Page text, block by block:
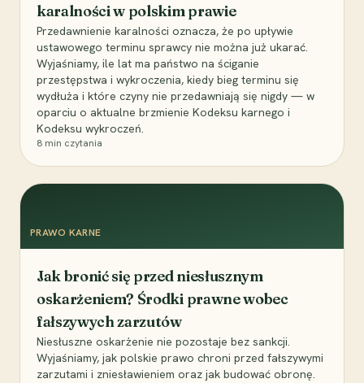
karalności w polskim prawie
Przedawnienie karalności oznacza, że po upływie
ustawowego terminu sprawcy nie można już ukarać.
Wyjaśniamy, ile lat ma państwo na ściganie
przestępstwa i wykroczenia, kiedy bieg terminu się
wydłuża i które czyny nie przedawniają się nigdy — w
oparciu o aktualne brzmienie Kodeksu karnego i
Kodeksu wykroczeń.
8 min czytania
PRAWO KARNE
Jak bronić się przed niesłusznym
oskarżeniem? Środki prawne wobec
fałszywych zarzutów
Niesłuszne oskarżenie nie pozostaje bez sankcji.
Wyjaśniamy, jak polskie prawo chroni przed fałszywymi
zarzutami i zniesławieniem oraz jak budować obronę.